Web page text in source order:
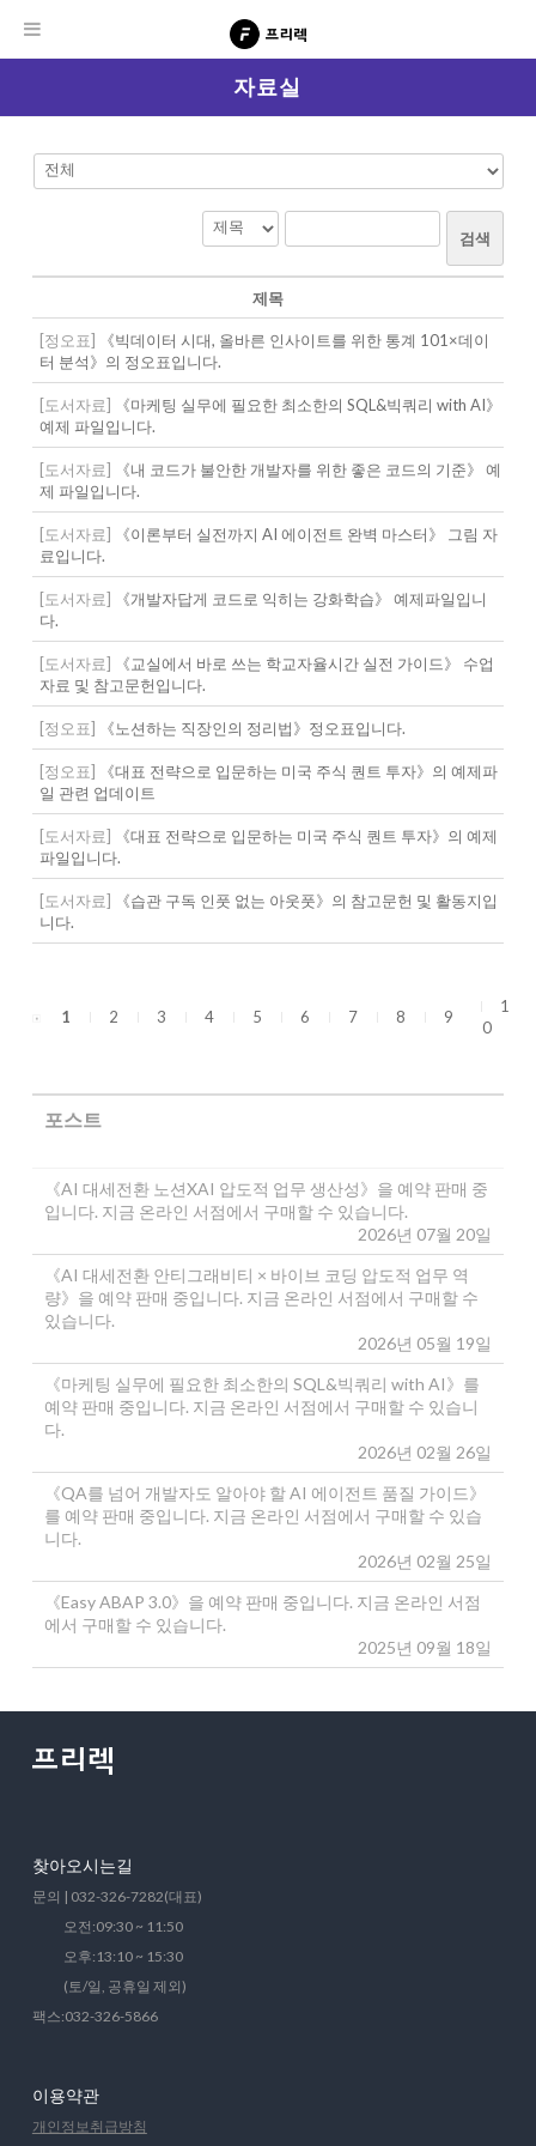
자료실
검색
제목
[정오표]
《빅데이터 시대, 올바른 인사이트를 위한 통계 101×데이
터 분석》의 정오표입니다.
[도서자료]
《마케팅 실무에 필요한 최소한의 SQL&빅쿼리 with AI》
예제 파일입니다.
[도서자료]
《내 코드가 불안한 개발자를 위한 좋은 코드의 기준》 예
제 파일입니다.
[도서자료]
《이론부터 실전까지 AI 에이전트 완벽 마스터》 그림 자
료입니다.
[도서자료]
《개발자답게 코드로 익히는 강화학습》 예제파일입니
다.
[도서자료]
《교실에서 바로 쓰는 학교자율시간 실전 가이드》 수업
자료 및 참고문헌입니다.
[정오표] 《노션하는 직장인의 정리법》정오표입니다.
[정오표]
《대표 전략으로 입문하는 미국 주식 퀀트 투자》의 예제파
일 관련 업데이트
[도서자료]
《대표 전략으로 입문하는 미국 주식 퀀트 투자》의 예제
파일입니다.
[도서자료]
《습관 구독 인풋 없는 아웃풋》의 참고문헌 및 활동지입
니다.
1 2 3 4 5 6 7 8 9
1
0
포스트
《AI 대세전환 노션XAI 압도적 업무 생산성》을 예약 판매 중
입니다. 지금 온라인 서점에서 구매할 수 있습니다.
2026년 07월 20일
《AI 대세전환 안티그래비티 × 바이브 코딩 압도적 업무 역
량》을 예약 판매 중입니다. 지금 온라인 서점에서 구매할 수
있습니다.
2026년 05월 19일
《마케팅 실무에 필요한 최소한의 SQL&빅쿼리 with AI》를
예약 판매 중입니다. 지금 온라인 서점에서 구매할 수 있습니
다.
2026년 02월 26일
《QA를 넘어 개발자도 알아야 할 AI 에이전트 품질 가이드》
를 예약 판매 중입니다. 지금 온라인 서점에서 구매할 수 있습
니다.
2026년 02월 25일
《Easy ABAP 3.0》을 예약 판매 중입니다. 지금 온라인 서점
에서 구매할 수 있습니다.
2025년 09월 18일
찾아오시는길
문의 | 032-326-7282(대표)
오전:09:30 ~ 11:50
오후:13:10 ~ 15:30
(토/일, 공휴일 제외)
팩스:032-326-5866
이용약관
개인정보취급방침